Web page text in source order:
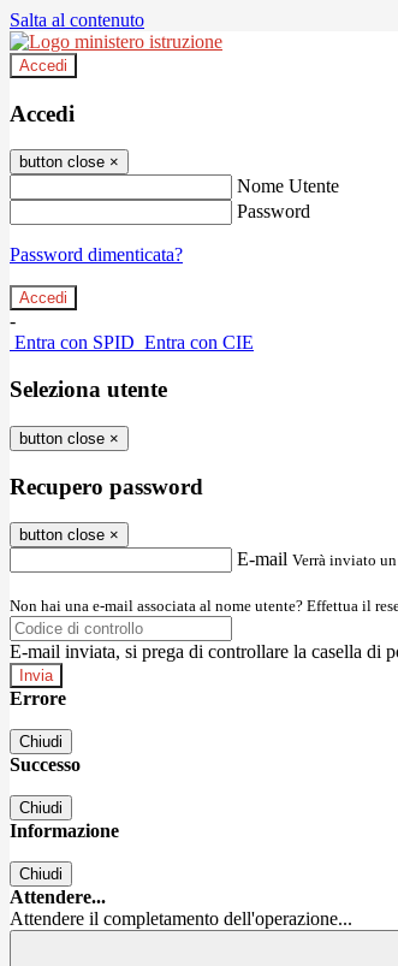
Salta al contenuto
Accedi
Accedi
button close ×
Nome Utente
Password
Password dimenticata?
-
Entra con SPID Entra con CIE
Seleziona utente
button close ×
Recupero password
button close ×
E-mail Verrà inviato
Non hai una e-mail associata al nome utente? Effettua il
E-mail inviata, si prega di controllare la casella di
Errore
Chiudi
Successo
Chiudi
Informazione
Chiudi
Attendere...
Attendere il completamento dell'operazione...